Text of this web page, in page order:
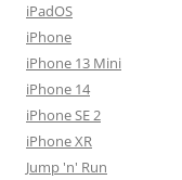
iPadOS
iPhone
iPhone 13 Mini
iPhone 14
iPhone SE 2
iPhone XR
Jump 'n' Run